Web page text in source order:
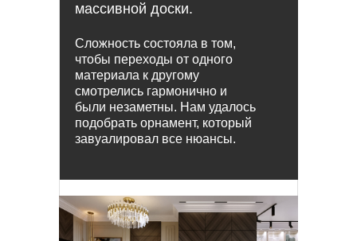
массивной доски.
Сложность состояла в том,
чтобы переходы от одного
материала к другому
смотрелись гармонично и
были незаметны. Нам удалось
подобрать орнамент, который
завуалировал все нюансы.